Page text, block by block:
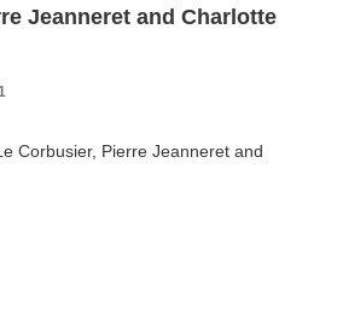
Jeanneret and Charlotte